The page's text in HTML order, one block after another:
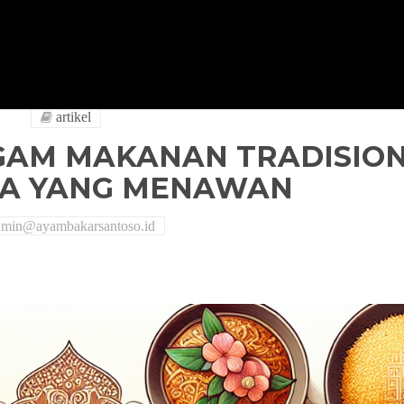
artikel
MAKANAN
YANG MENAWAN